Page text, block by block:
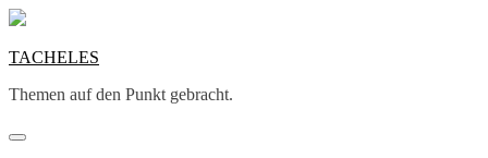
Skip
content
TACHELES
Themen auf den Punkt gebracht.